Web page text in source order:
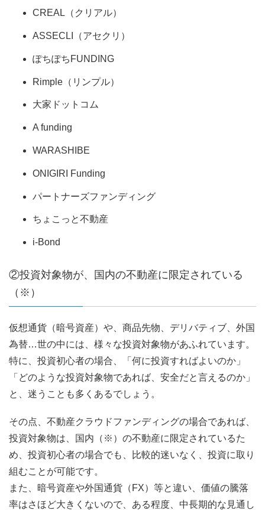
CREAL（クリアル）
ASSECLI（アセクリ）
ぽちぽちFUNDING
Rimple（リンプル）
大家ドットコム
A funding
WARASHIBE
ONIGIRI Funding
パートナーズファンディング
ちょこっと不動産
i-Bond
②投資対象物が、国内の不動産に限定されている
（※）
仮想通貨（暗号資産）や、商品先物、デリバティブ、外国
為替…世の中には、様々な投資対象物があふれています。
特に、投資初心者の場合、「何に投資すればよいのか」
「どのような投資対象物であれば、安全だと言えるのか」
と、迷うことも多くあるでしょう。
その点、不動産クラウドファンディングの場合であれば、
投資対象物は、国内（※）の不動産に限定されているた
め、投資初心者の場合でも、比較的迷いなく、投資に取り
組むことが可能です。
また、暗号資産や外国通貨（FX）等と違い、価値の騰落
率はさほど大きくないので、ある程度、中長期的な見通し